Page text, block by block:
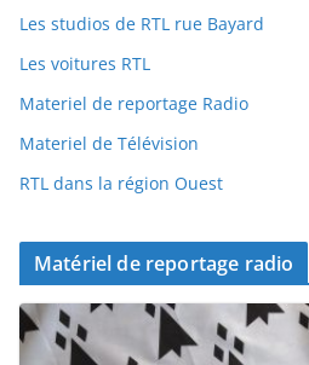
Les studios de RTL rue Bayard
Les voitures RTL
Materiel de reportage Radio
Materiel de Télévision
RTL dans la région Ouest
Matériel de reportage radio